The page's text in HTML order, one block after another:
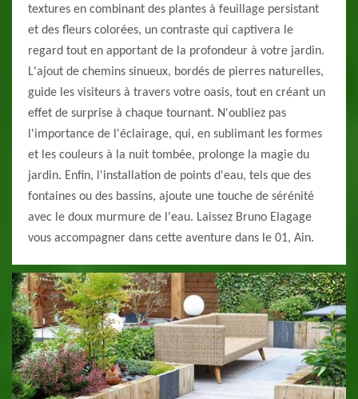
textures en combinant des plantes à feuillage persistant
et des fleurs colorées, un contraste qui captivera le
regard tout en apportant de la profondeur à votre jardin.
L'ajout de chemins sinueux, bordés de pierres naturelles,
guide les visiteurs à travers votre oasis, tout en créant un
effet de surprise à chaque tournant. N'oubliez pas
l'importance de l'éclairage, qui, en sublimant les formes
et les couleurs à la nuit tombée, prolonge la magie du
jardin. Enfin, l'installation de points d'eau, tels que des
fontaines ou des bassins, ajoute une touche de sérénité
avec le doux murmure de l'eau. Laissez Bruno Elagage
vous accompagner dans cette aventure dans le 01, Ain.